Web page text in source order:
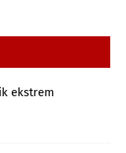
ekstrem